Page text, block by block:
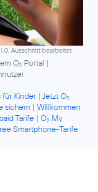
Ausschnitt bearbeitet
O2 Portal |
für Kinder| Jetzt O2
sichern | Willkommen
Tarife | O2 My
Smartphone-Tarife